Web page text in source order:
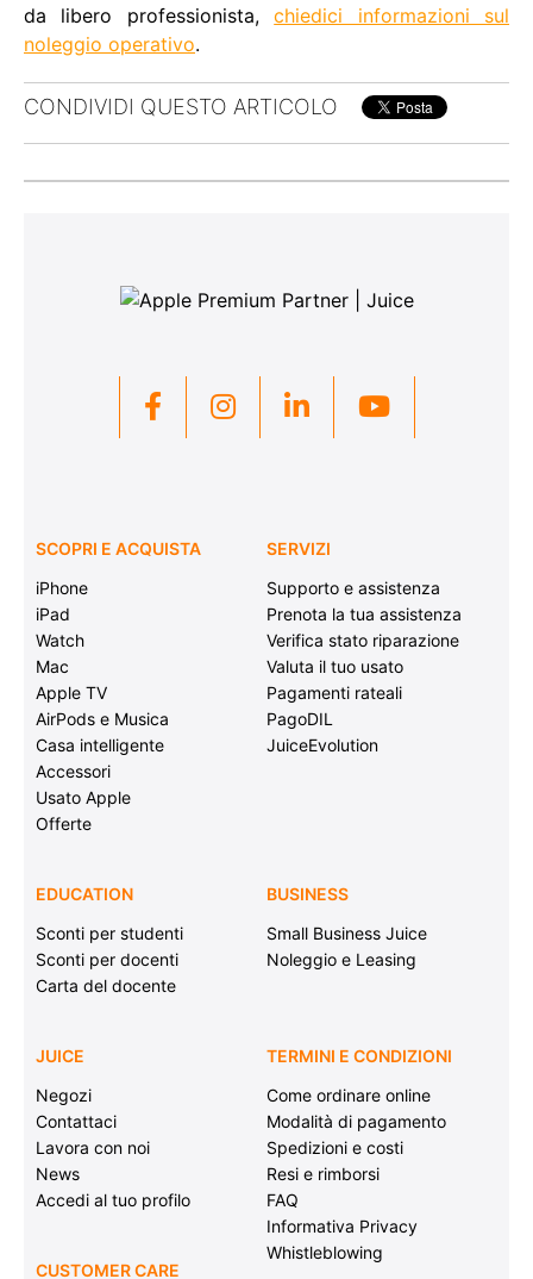
da libero professionista,chiedici informazioni sul
noleggio operativo.
CONDIVIDI QUESTO ARTICOLO
SCOPRI E ACQUISTA
iPhone
iPad
Watch
Mac
Apple TV
AirPods e Musica
Casa intelligente
Accessori
Usato Apple
Offerte
SERVIZI
Supporto e assistenza
Prenota la tua assistenza
Verifica stato riparazione
Valuta il tuo usato
Pagamenti rateali
PagoDIL
JuiceEvolution
EDUCATION
Sconti per studenti
Sconti per docenti
Carta del docente
BUSINESS
Small Business Juice
Noleggio e Leasing
JUICE
Negozi
Contattaci
Lavora con noi
News
Accedi al tuo profilo
CUSTOMER CARE
TERMINI E CONDIZIONI
Come ordinare online
Modalità di pagamento
Spedizioni e costi
Resi e rimborsi
FAQ
Informativa Privacy
Whistleblowing